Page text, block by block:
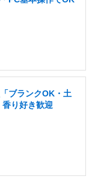
ブランクOK・土
香り好き歓迎